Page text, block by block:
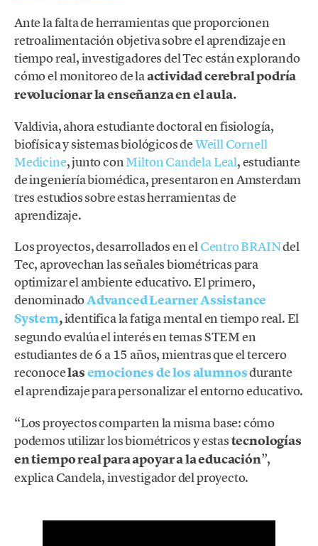
Ante la falta de herramientas que proporcionen
retroalimentación objetiva sobre el aprendizaje en
tiempo real, investigadores del Tec están explorando
cómo el monitoreo de laactividad cerebral podría
revolucionar la enseñanza en el aula.
Valdivia, ahora estudiante doctoral en fisiología,
biofísica y sistemas biológicos deWeill Cornell
Medicine, junto conMilton Candela Leal, estudiante
de ingeniería biomédica, presentaron en Amsterdam
tres estudios sobre estas herramientas de
aprendizaje.
Los proyectos, desarrollados en elCentro BRAINdel
Tec, aprovechan las señales biométricas para
optimizar el ambiente educativo. El primero,
denominadoAdvanced Learner Assistance
System,identifica la fatiga mental en tiempo real. El
segundo evalúa el interés en temas STEM en
estudiantes de 6 a 15 años, mientras que el tercero
reconocelasemociones de los alumnosdurante
el aprendizaje para personalizar el entorno educativo.
“Los proyectos comparten la misma base: cómo
podemos utilizar los biométricos y estastecnologías
en tiempo real para apoyar a la educación”,
explica Candela, investigador del proyecto.